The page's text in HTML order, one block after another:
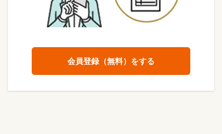
会員登録（無料）をする